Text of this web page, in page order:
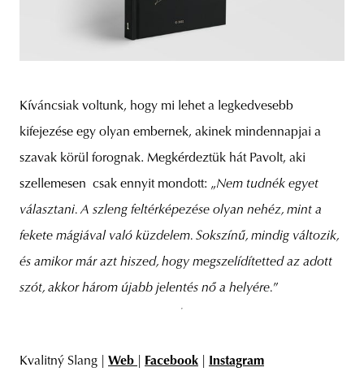
Kíváncsiak voltunk, hogy mi lehet a legkedvesebb
kifejezése egy olyan embernek, akinek mindennapjai a
szavak körül forognak. Megkérdeztük hát Pavolt, aki
szellemesen csak ennyit mondott: „Nem tudnék egyet
választani. A szleng feltérképezése olyan nehéz, mint a
fekete mágiával való küzdelem. Sokszínű, mindig változik,
és amikor már azt hiszed, hogy megszelídítetted az adott
szót, akkor három újabb jelentés nő a helyére.”
Kvalitný Slang | Web Facebook Instagram